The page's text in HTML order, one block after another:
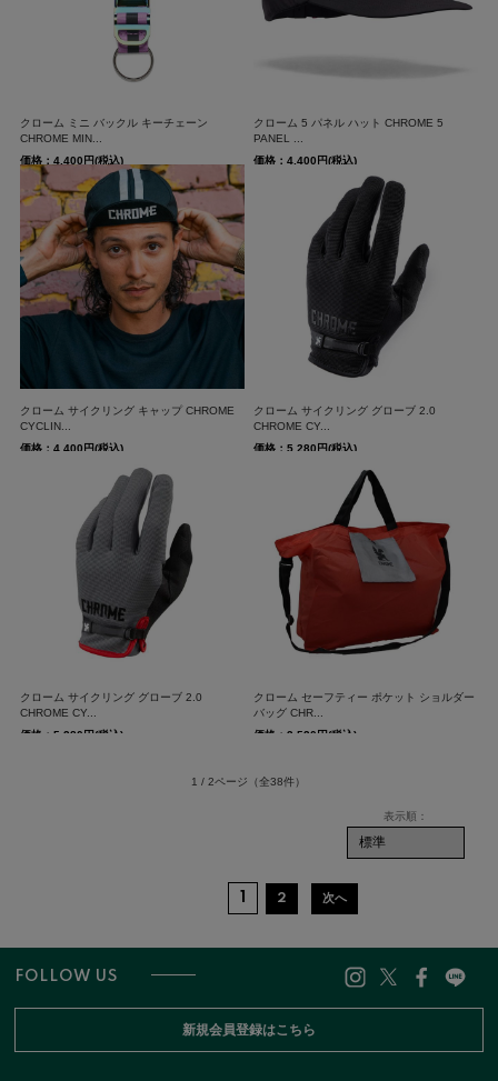
クローム ミニ バックル キーチェーン
CHROME MIN...
価格：4,400円(税込)
クローム 5 パネル ハット CHROME 5
PANEL ...
価格：4,400円(税込)
クローム サイクリング キャップ CHROME
CYCLIN...
価格：4,400円(税込)
クローム サイクリング グローブ 2.0
CHROME CY...
価格：5,280円(税込)
クローム サイクリング グローブ 2.0
CHROME CY...
価格：5,280円(税込)
クローム セーフティー ポケット ショルダー
バッグ CHR...
価格：3,520円(税込)
1 / 2ページ （全38件）
2 次へ
FOLLOW US
新規会員登録はこちら